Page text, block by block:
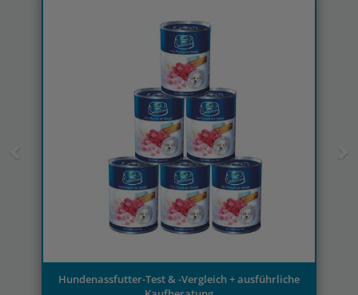
Hundewrmkur-Test & -Vergleich » kompetente
Kaufberatung